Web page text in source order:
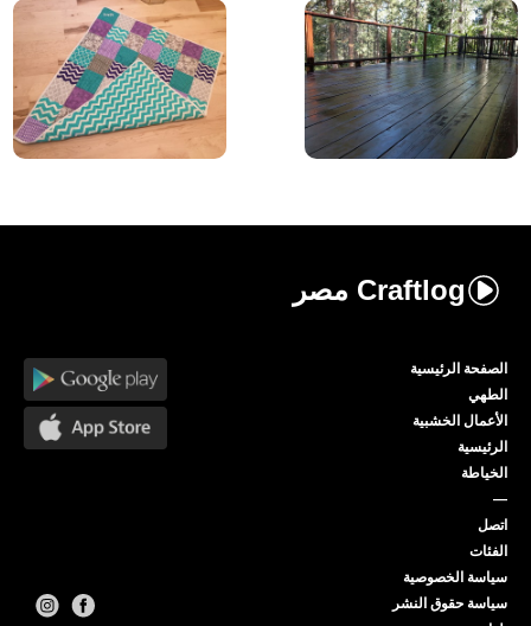
Craftlog مصر
الصفحة الرئيسية
الطهي
الأعمال الخشبية
الرئيسية
الخياطة
—
اتصل
الفئات
سياسة الخصوصية
سياسة حقوق النشر